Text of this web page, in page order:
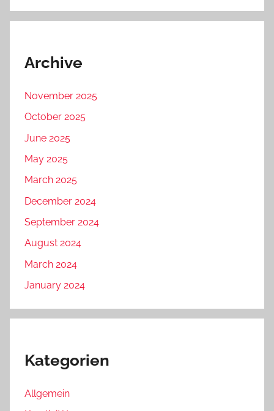
Archive
November 2025
October 2025
June 2025
May 2025
March 2025
December 2024
September 2024
August 2024
March 2024
January 2024
Kategorien
Allgemein